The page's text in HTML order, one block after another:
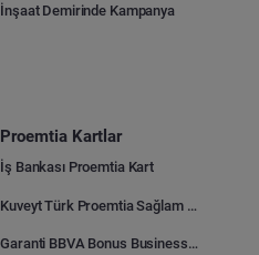
İnşaat Demirinde Kampanya
Proemtia Kartlar
İş Bankası Proemtia Kart
Kuveyt Türk Proemtia Sağlam Bayi Kart
Garanti BBVA Bonus Business Proemtia Bayi Kart